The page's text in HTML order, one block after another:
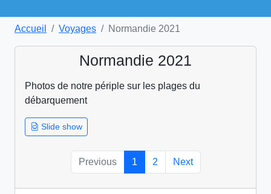
Accueil Voyages Normandie 2021
Normandie 2021
Photos de notre périple sur les plages du
débarquement
Slide show
Previous 1 2 Next